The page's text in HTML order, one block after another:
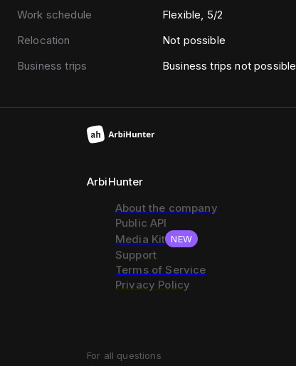
Work schedule
Flexible, 5/2
Relocation
Not possible
Business trips
Business trips not possible
ArbiHunter
About the company
Public API
Media Kit NEW
Support
Terms of Service
Privacy Policy
For all questions